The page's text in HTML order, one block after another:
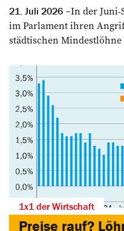
21. Juli 2026
In der Juni-
im Parlament ihren
städtischen
1x1 der Wirtschaft
Preise rauf?